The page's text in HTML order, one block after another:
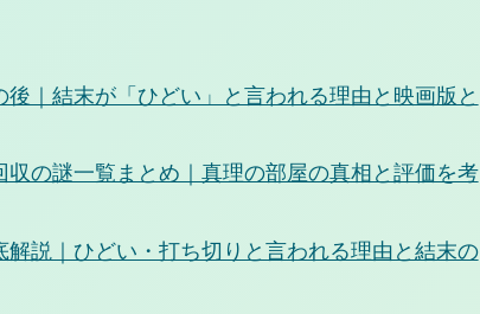
｜結末が「ひどい」と言われる理由と映画版と
収の謎一覧まとめ｜真理の部屋の真相と評価を考
説｜ひどい・打ち切りと言われる理由と結末の